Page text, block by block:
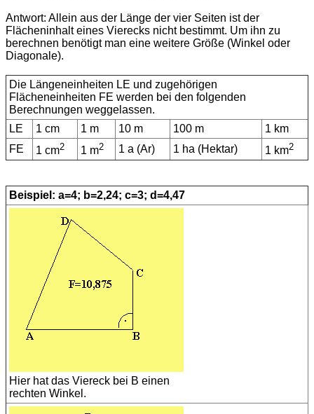
Antwort: Allein aus der Länge der vier Seiten ist der
Flächeninhalt eines Vierecks nicht bestimmt. Um ihn zu
berechnen benötigt man eine weitere Größe (Winkel oder
Diagonale).
Die Längeneinheiten LE und zugehörigen
Flächeneinheiten FE werden bei den folgenden
Berechnungen weggelassen.
LE
1 cm 1 m 10 m 100 m
1 km
FE
1 cm2 1 m2 1 a (Ar) 1 ha (Hektar) 1 km2
Beispiel: a=4; b=2,24; c=3; d=4,47
Hier hat das Viereck bei B einen
rechten Winkel.